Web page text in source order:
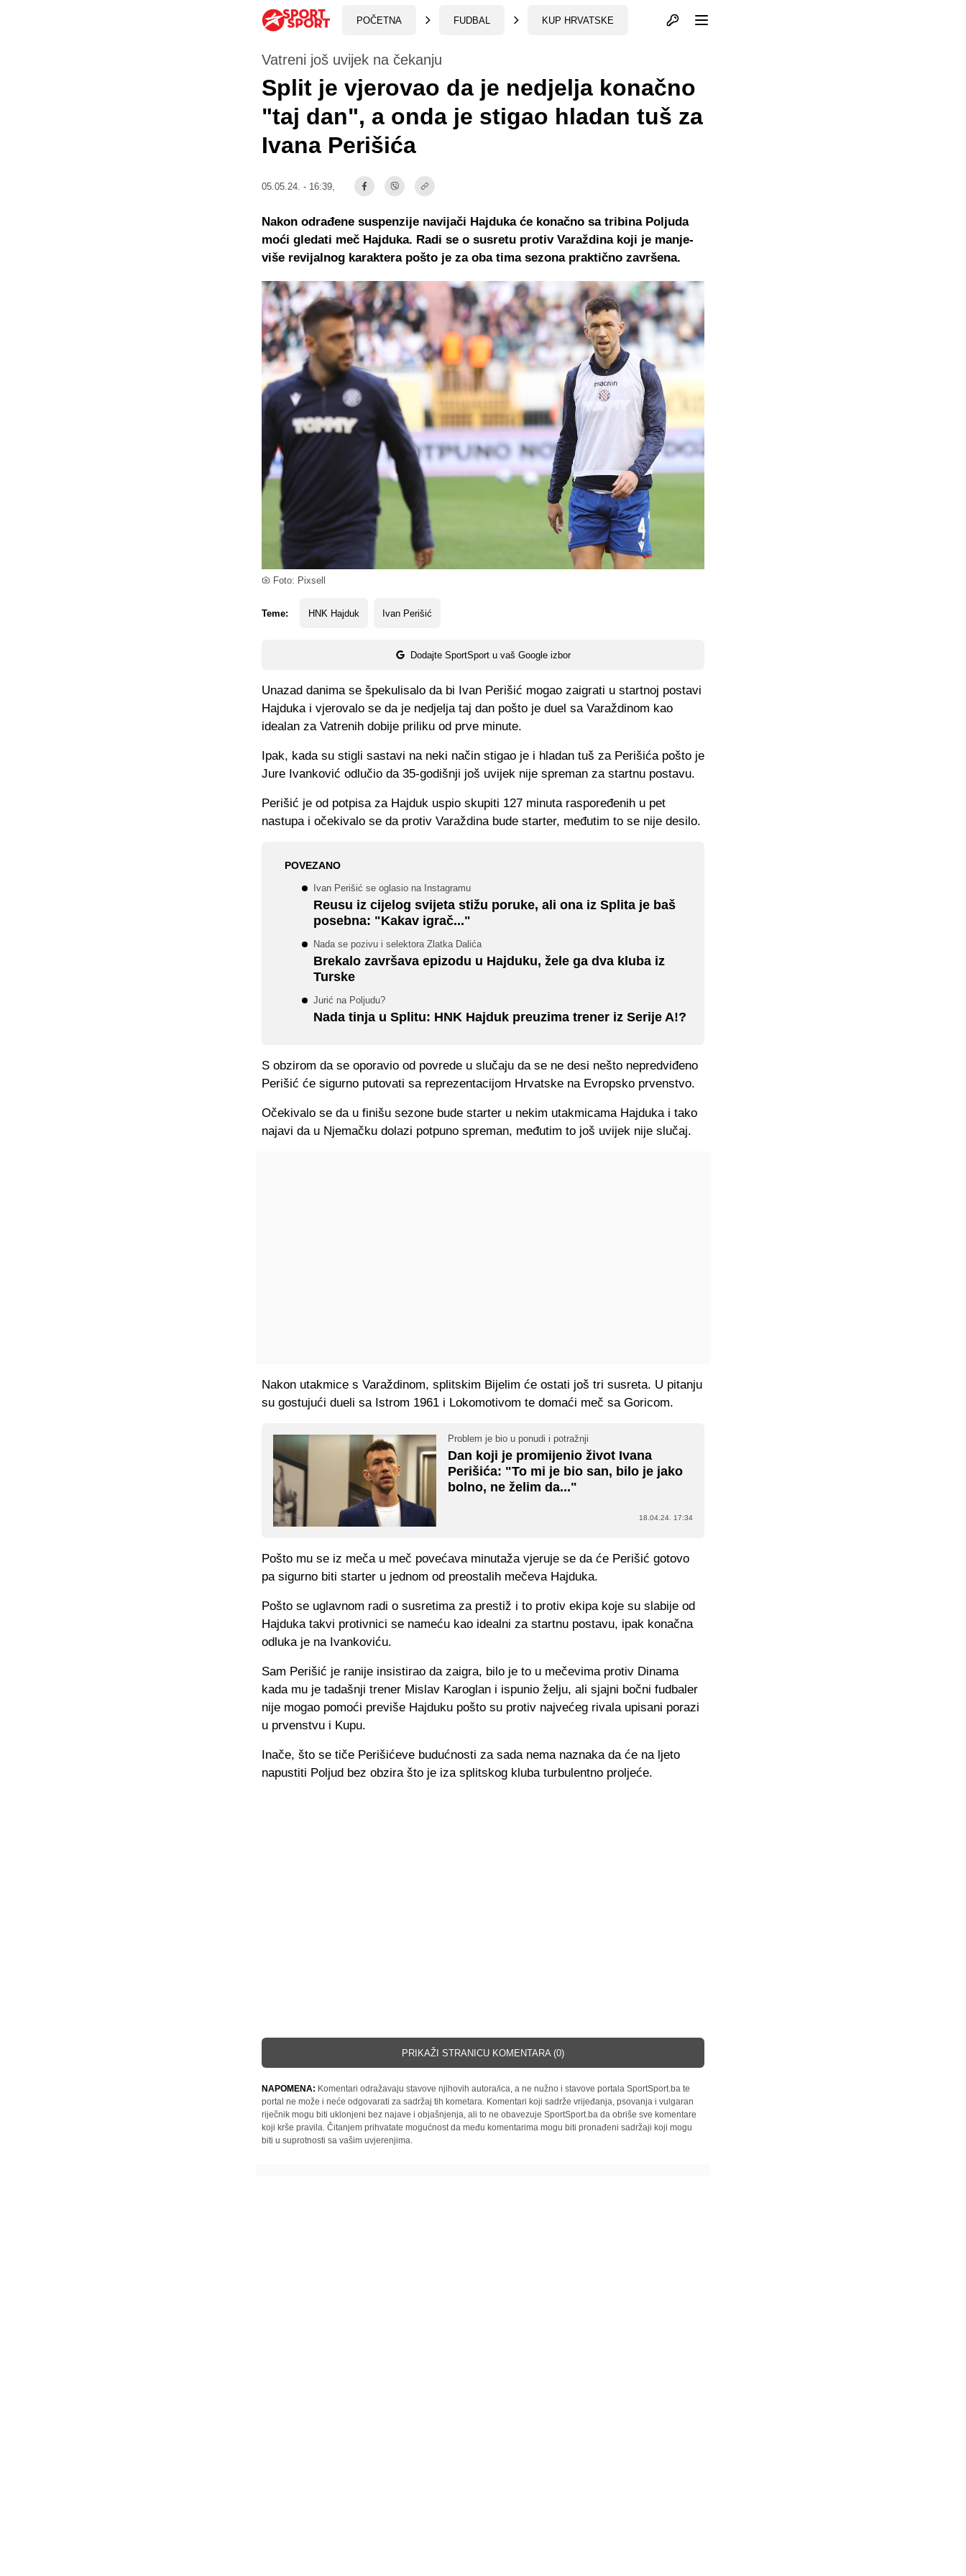
POČETNA FUDBAL KUP HRVATSKE Otvori profil
Foto: Pixsell
Vatreni još uvijek na čekanju
Split je vjerovao da je nedjelja konačno
"taj dan", a onda je stigao hladan tuš za
Ivana Perišića
05.05.24. - 16:39,
Teme: HNK Hajduk Ivan Perišić
Dodajte SportSport u vaš Google izbor
Nakon odrađene suspenzije navijači Hajduka će konačno sa tribina Poljuda
moći gledati meč Hajduka. Radi se o susretu protiv Varaždina koji je manje-
više revijalnog karaktera pošto je za oba tima sezona praktično završena.
Unazad danima se špekulisalo da bi Ivan Perišić mogao zaigrati u startnoj postavi
Hajduka i vjerovalo se da je nedjelja taj dan pošto je duel sa Varaždinom kao
idealan za Vatrenih dobije priliku od prve minute.
Ipak, kada su stigli sastavi na neki način stigao je i hladan tuš za Perišića pošto je
Jure Ivanković odlučio da 35-godišnji još uvijek nije spreman za startnu postavu.
Perišić je od potpisa za Hajduk uspio skupiti 127 minuta raspoređenih u pet
nastupa i očekivalo se da protiv Varaždina bude starter, međutim to se nije desilo.
POVEZANO
Ivan Perišić se oglasio na Instagramu
Reusu iz cijelog svijeta stižu poruke, ali ona iz Splita je baš
posebna: "Kakav igrač..."
Nada se pozivu i selektora Zlatka Dalića
Brekalo završava epizodu u Hajduku, žele ga dva kluba iz
Turske
Jurić na Poljudu?
Nada tinja u Splitu: HNK Hajduk preuzima trener iz Serije A!?
S obzirom da se oporavio od povrede u slučaju da se ne desi nešto nepredviđeno
Perišić će sigurno putovati sa reprezentacijom Hrvatske na Evropsko prvenstvo.
Očekivalo se da u finišu sezone bude starter u nekim utakmicama Hajduka i tako
najavi da u Njemačku dolazi potpuno spreman, međutim to još uvijek nije slučaj.
Nakon utakmice s Varaždinom, splitskim Bijelim će ostati još tri susreta. U pitanju
su gostujući dueli sa Istrom 1961 i Lokomotivom te domaći meč sa Goricom.
Problem je bio u ponudi i potražnji
Dan koji je promijenio život Ivana
Perišića: "To mi je bio san, bilo je jako
bolno, ne želim da..."
18.04.24. 17:34
Pošto mu se iz meča u meč povećava minutaža vjeruje se da će Perišić gotovo
pa sigurno biti starter u jednom od preostalih mečeva Hajduka.
Pošto se uglavnom radi o susretima za prestiž i to protiv ekipa koje su slabije od
Hajduka takvi protivnici se nameću kao idealni za startnu postavu, ipak konačna
odluka je na Ivankoviću.
Sam Perišić je ranije insistirao da zaigra, bilo je to u mečevima protiv Dinama
kada mu je tadašnji trener Mislav Karoglan i ispunio želju, ali sjajni bočni fudbaler
nije mogao pomoći previše Hajduku pošto su protiv najvećeg rivala upisani porazi
u prvenstvu i Kupu.
Inače, što se tiče Perišićeve budućnosti za sada nema naznaka da će na ljeto
napustiti Poljud bez obzira što je iza splitskog kluba turbulentno proljeće.
PRIKAŽI STRANICU KOMENTARA (0)
NAPOMENA: Komentari odražavaju stavove njihovih autora/ica, a ne nužno i stavove portala SportSport.ba te
portal ne može i neće odgovarati za sadržaj tih kometara. Komentari koji sadrže vrijeđanja, psovanja i vulgaran
riječnik mogu biti uklonjeni bez najave i objašnjenja, ali to ne obavezuje SportSport.ba da obriše sve komentare
koji krše pravila. Čitanjem prihvatate mogućnost da među komentarima mogu biti pronađeni sadržaji koji mogu
biti u suprotnosti sa vašim uvjerenjima.